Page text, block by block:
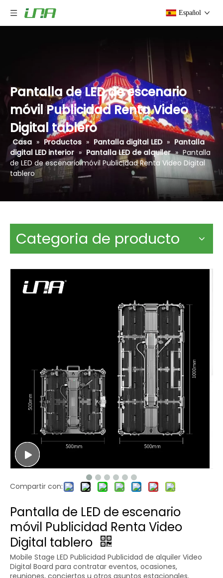
Español
Pantalla de LED de escenario
móvil Publicidad Renta Video
Digital tablero
Casa » Productos » Pantalla digital LED » Pantalla
digital LED interior » Pantalla LED de alquiler » Pantalla
de LED de escenario móvil Publicidad Renta Video Digital
tablero
Categoria de producto
Compartir con:
Pantalla de LED de escenario
móvil Publicidad Renta Video
Digital tablero
Mobile Stage LED Publicidad Publicidad de alquiler Video
Digital Board para contratar eventos, ocasiones,
reuniones, conciertos u otros asuntos estacionales.